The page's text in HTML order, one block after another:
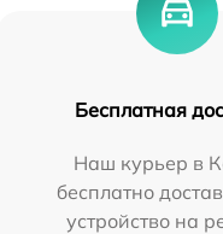
Бесплатная
Наш курьер в
бесплатно
устройство на